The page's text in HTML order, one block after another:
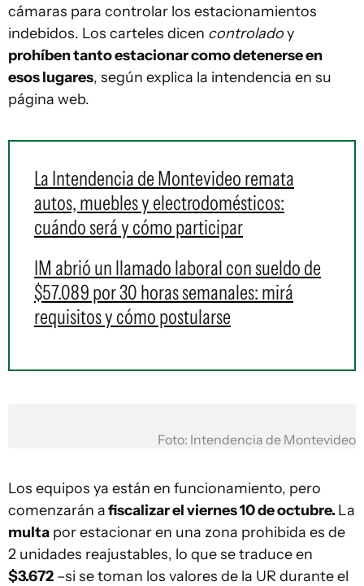
cámaras para controlar los estacionamientos
indebidos. Los carteles dicen controladoy
prohíben tanto estacionar como detenerse en
esos lugares, según explica la intendencia en su
página web.
La Intendencia de Montevideo remata
autos, muebles y electrodomésticos:
cuándo será y cómo participar
IM abrió un llamado laboral con sueldo de
$57.089 por 30 horas semanales: mirá
requisitos y cómo postularse
Foto: Intendencia de Montevideo
Los equipos ya están en funcionamiento, pero
comenzarán afiscalizar el viernes 10 de octubre. La
multa por estacionar en una zona prohibida es de
2 unidades reajustables, lo que se traduce en
$3.672 –si se toman los valores de la UR durante el